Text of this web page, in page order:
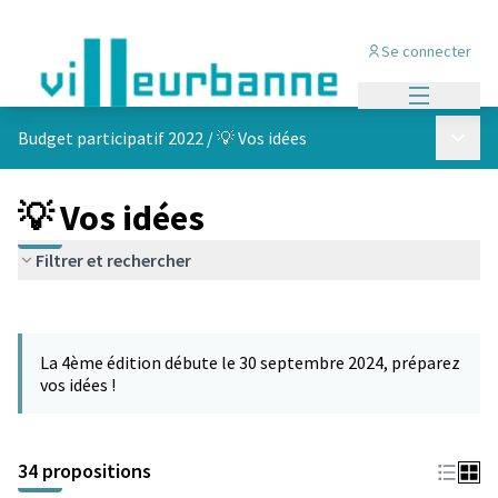
Se connecter
Budget participatif 2022 /💡 Vos idées
💡 Vos idées
Filtrer et rechercher
−
La 4ème édition débute le 30 septembre 2024, préparez
vos idées !
34 propositions